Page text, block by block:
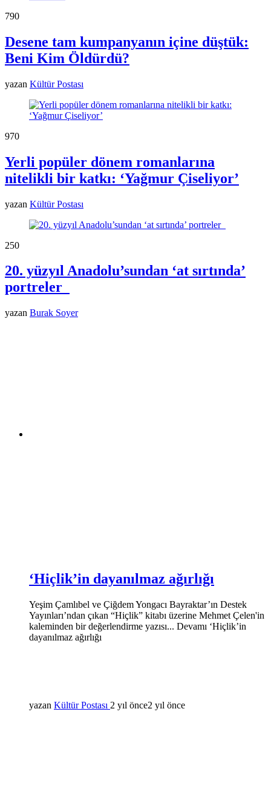
790
Desene tam kumpanyanın içine düştük:
Beni Kim Öldürdü?
yazan Kültür Postası
970
Yerli popüler dönem romanlarına
nitelikli bir katkı: ‘Yağmur Çiseliyor’
yazan Kültür Postası
250
20. yüzyıl Anadolu’sundan ‘at sırtında’
portreler
yazan Burak Soyer
‘Hiçlik’in dayanılmaz ağırlığı
Yeşim Çamlıbel ve Çiğdem Yongacı Bayraktar’ın Destek
Yayınları’ndan çıkan “Hiçlik” kitabı üzerine Mehmet Çelen'in
kaleminden bir değerlendirme yazısı... Devamı ‘Hiçlik’in
dayanılmaz ağırlığı
yazan Kültür Postası 2 yıl önce2 yıl önce